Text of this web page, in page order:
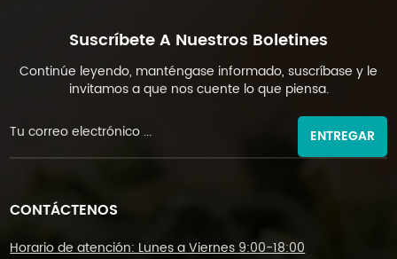
Suscríbete A Nuestros Boletines
Continúe leyendo, manténgase informado, suscríbase y le
invitamos a que nos cuente lo que piensa.
ENTREGAR
CONTÁCTENOS
Horario de atención: Lunes a Viernes 9:00-18:00